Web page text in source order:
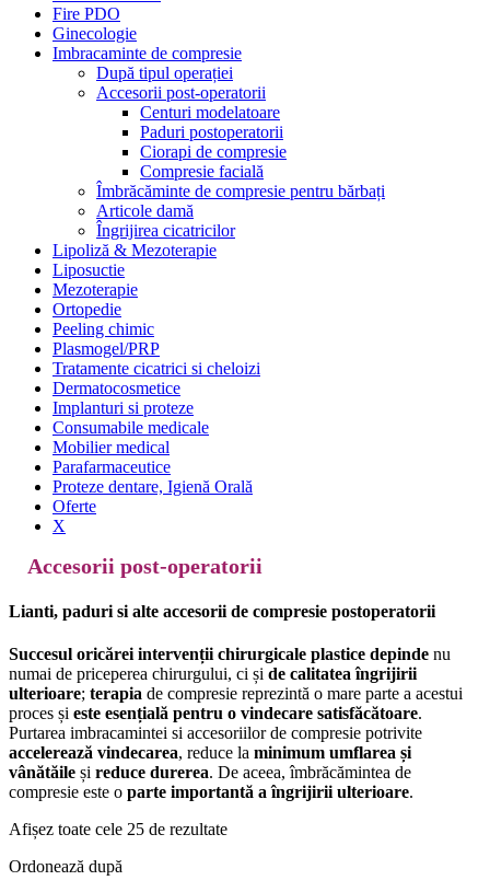
Fire PDO
Ginecologie
Imbracaminte de compresie
După tipul operației
Accesorii post-operatorii
Centuri modelatoare
Paduri postoperatorii
Ciorapi de compresie
Compresie facială
Îmbrăcăminte de compresie pentru bărbați
Articole damă
Îngrijirea cicatricilor
Lipoliză & Mezoterapie
Liposuctie
Mezoterapie
Ortopedie
Peeling chimic
Plasmogel/PRP
Tratamente cicatrici si cheloizi
Dermatocosmetice
Implanturi si proteze
Consumabile medicale
Mobilier medical
Parafarmaceutice
Proteze dentare, Igienă Orală
Oferte
X
Accesorii post-operatorii
Lianti, paduri si alte accesorii de compresie postoperatorii
Succesul oricărei intervenții chirurgicale plastice depinde nu
numai de priceperea chirurgului, ci și de calitatea îngrijirii
ulterioare; terapia de compresie reprezintă o mare parte a acestui
proces și este esențială pentru o vindecare satisfăcătoare.
Purtarea imbracamintei si accesoriilor de compresie potrivite
accelerează vindecarea, reduce la minimum umflarea și
vânătăile și reduce durerea. De aceea, îmbrăcămintea de
compresie este o parte importantă aîngrijirii ulterioare.
Afișez toate cele 25 de rezultate
Ordonează după